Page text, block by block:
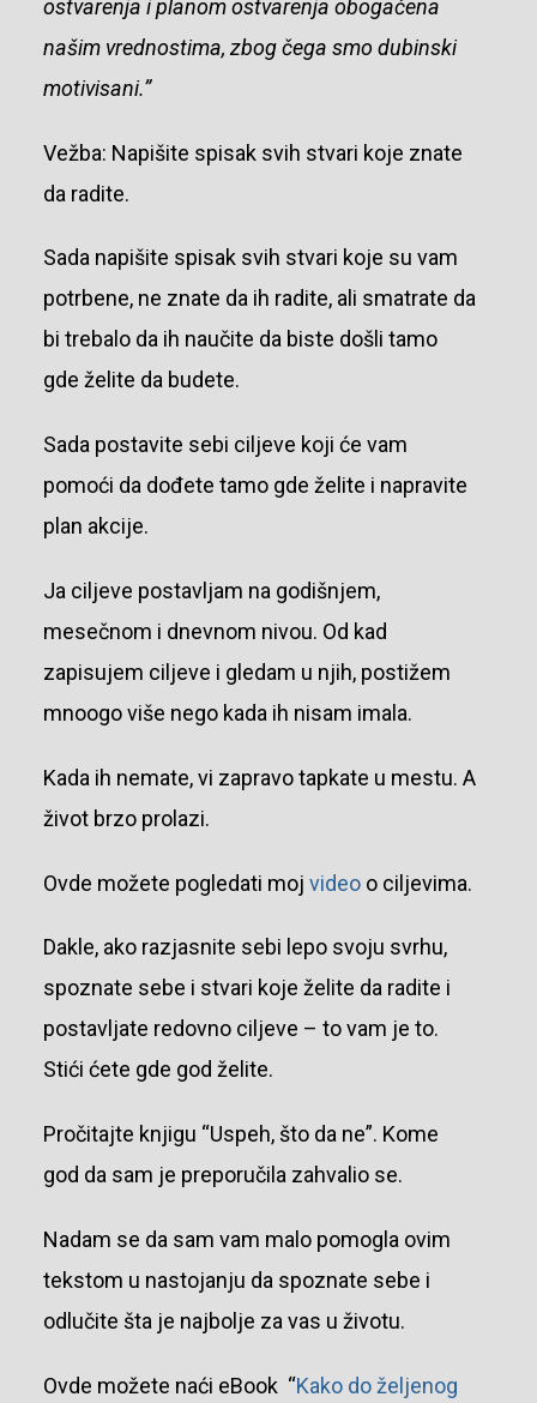
ostvarenja i planom ostvarenja obogaćena
našim vrednostima, zbog čega smo dubinski
motivisani.”
Vežba: Napišite spisak svih stvari koje znate
da radite.
Sada napišite spisak svih stvari koje su vam
potrbene, ne znate da ih radite, ali smatrate da
bi trebalo da ih naučite da biste došli tamo
gde želite da budete.
Sada postavite sebi ciljeve koji će vam
pomoći da dođete tamo gde želite i napravite
plan akcije.
Ja ciljeve postavljam na godišnjem,
mesečnom i dnevnom nivou. Od kad
zapisujem ciljeve i gledam u njih, postižem
mnoogo više nego kada ih nisam imala.
Kada ih nemate, vi zapravo tapkate u mestu. A
život brzo prolazi.
Ovde možete pogledati moj videoo ciljevima.
Dakle, ako razjasnite sebi lepo svoju svrhu,
spoznate sebe i stvari koje želite da radite i
postavljate redovno ciljeve – to vam je to.
Stići ćete gde god želite.
Pročitajte knjigu “Uspeh, što da ne”. Kome
god da sam je preporučila zahvalio se.
Nadam se da sam vam malo pomogla ovim
tekstom u nastojanju da spoznate sebe i
odlučite šta je najbolje za vas u životu.
Ovde možete naći eBook “Kako do željenog